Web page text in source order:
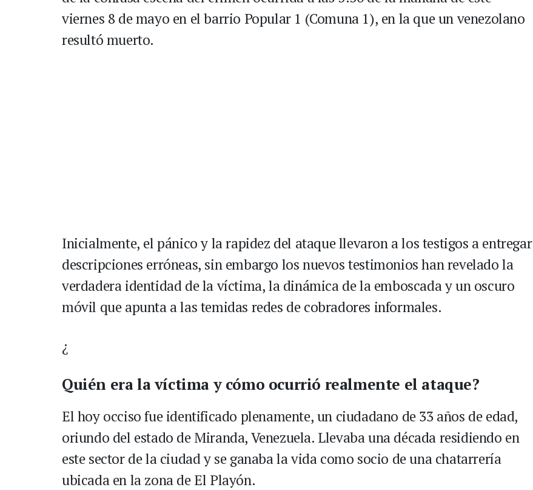
viernes 8 de mayo en el barrio Popular 1 (Comuna 1), en la que un venezolano
resultó muerto.
Inicialmente, el pánico y la rapidez del ataque llevaron a los testigos a entregar
descripciones erróneas, sin embargo los nuevos testimonios han revelado la
verdadera identidad de la víctima, la dinámica de la emboscada y un oscuro
móvil que apunta a las temidas redes de cobradores informales.
¿
Quién era la víctima y cómo ocurrió realmente el ataque?
El hoy occiso fue identificado plenamente, un ciudadano de 33 años de edad,
oriundo del estado de Miranda, Venezuela. Llevaba una década residiendo en
este sector de la ciudad y se ganaba la vida como socio de una chatarrería
ubicada en la zona de El Playón.